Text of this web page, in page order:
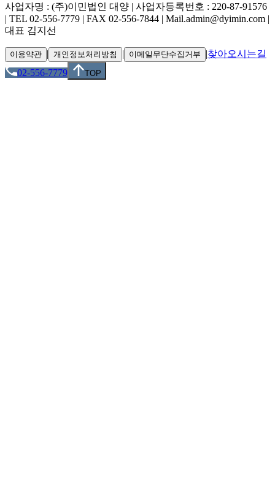
사업자명 : (주)이민법인 대양 | 사업자등록번호 : 220-87-91576
| TEL 02-556-7779 | FAX 02-556-7844 | Mail.admin@dyimin.com |
대표 김지선
이용약관 | 개인정보처리방침 | 이메일무단수집거부 |찾아오시는길
02-556-7779
TOP